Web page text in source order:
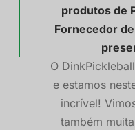
produtos de
Fornecedor
O
e estamos
incrível!
também